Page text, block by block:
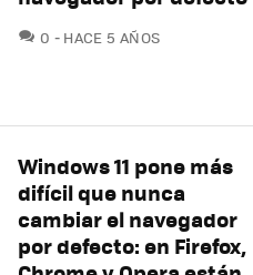
0 COMENTARIOS
HACE 5 AÑOS
Windows 11 pone más
difícil que nunca
cambiar el navegador
por defecto: en Firefox,